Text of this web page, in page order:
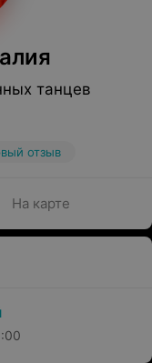
танцев
отзыв
На карте